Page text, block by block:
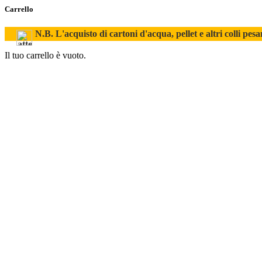
Carrello
N.B. L'acquisto di cartoni d'acqua, pellet e altri colli
Il tuo carrello è vuoto.